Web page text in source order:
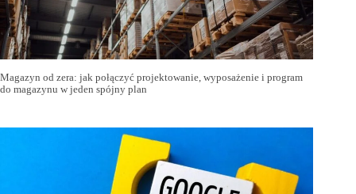
Magazyn od zera: jak połączyć projektowanie, wyposażenie i program
do magazynu w jeden spójny plan